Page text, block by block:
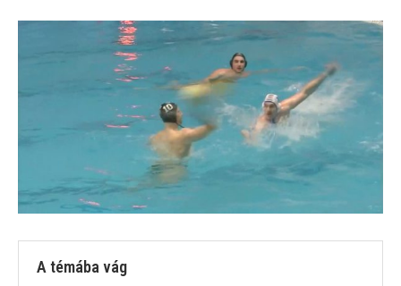
A témába vág